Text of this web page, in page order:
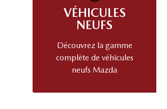
VÉHICULES
NEUFS
Découvrez la gamme
complète de véhicules
neufs Mazda